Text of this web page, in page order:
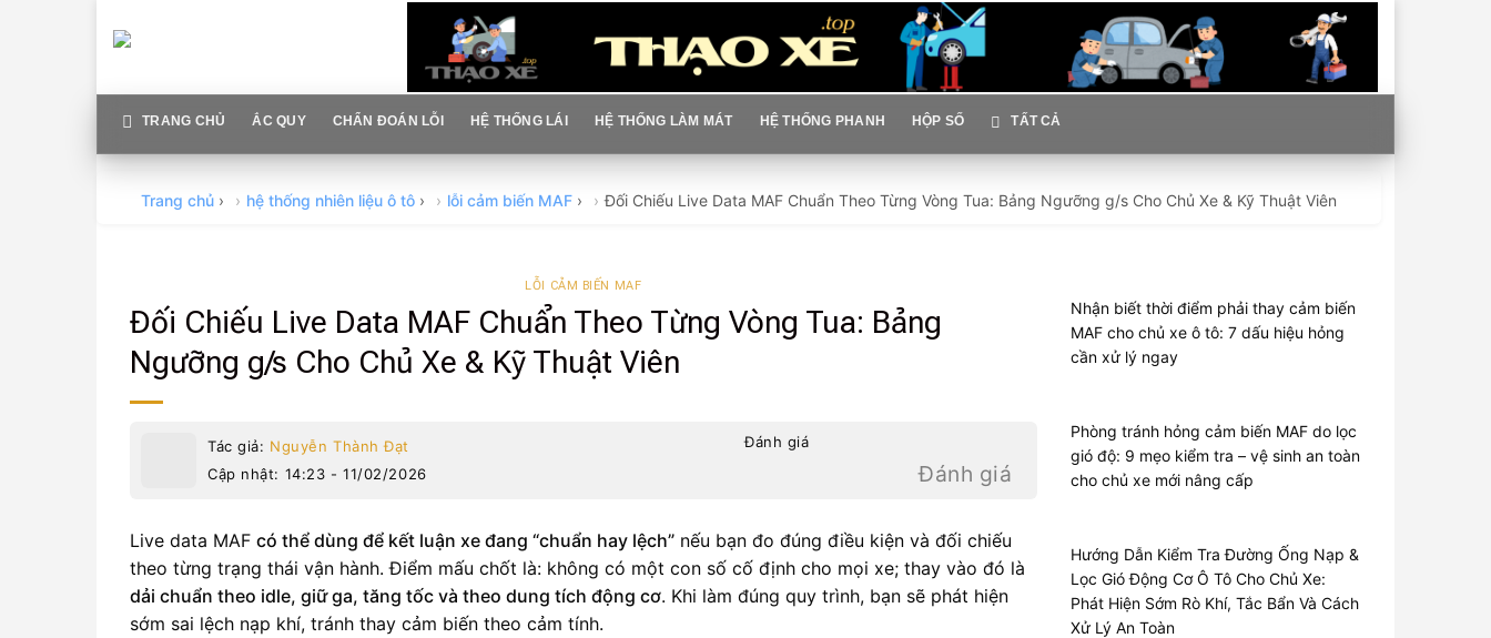
TRANG CHỦ ẮC QUY CHẨN ĐOÁN LỖI HỆ THỐNG LÁI HỆ THỐNG LÀM MÁT HỆ THỐNG PHANH HỘP SỐ TẤT CẢ
Trang chủ › hệ thống nhiên liệu ô tô › lỗi cảm biến MAF › Đối Chiếu Live Data MAF Chuẩn Theo Từng Vòng Tua: Bảng Ngưỡng g/s Cho Chủ Xe & Kỹ Thuật Viên
LỖI CẢM BIẾN MAF
Đối Chiếu Live Data MAF Chuẩn Theo Từng Vòng Tua: Bảng
Ngưỡng g/s Cho Chủ Xe & Kỹ Thuật Viên
Tác giả: Nguyễn Thành Đạt
Cập nhật: 14:23 - 11/02/2026
Đánh giá
Đánh giá
Live data MAF có thể dùng để kết luận xe đang “chuẩn hay lệch” nếu bạn đo đúng điều kiện và đối chiếu
theo từng trạng thái vận hành. Điểm mấu chốt là: không có một con số cố định cho mọi xe; thay vào đó là
dải chuẩn theo idle, giữ ga, tăng tốc và theo dung tích động cơ. Khi làm đúng quy trình, bạn sẽ phát hiện
sớm sai lệch nạp khí, tránh thay cảm biến theo cảm tính.
Nhận biết thời điểm phải thay cảm biến
MAF cho chủ xe ô tô: 7 dấu hiệu hỏng
cần xử lý ngay
Phòng tránh hỏng cảm biến MAF do lọc
gió độ: 9 mẹo kiểm tra – vệ sinh an toàn
cho chủ xe mới nâng cấp
Hướng Dẫn Kiểm Tra Đường Ống Nạp &
Lọc Gió Động Cơ Ô Tô Cho Chủ Xe:
Phát Hiện Sớm Rò Khí, Tắc Bẩn Và Cách
Xử Lý An Toàn